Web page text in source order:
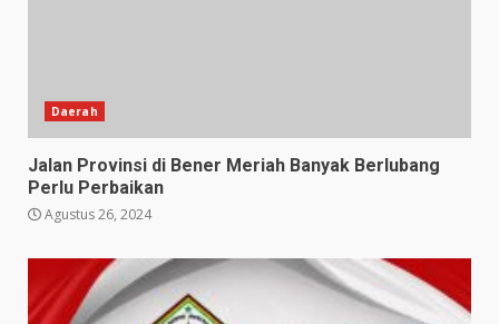
Daerah
Jalan Provinsi di Bener Meriah Banyak Berlubang
Perlu Perbaikan
Agustus 26, 2024